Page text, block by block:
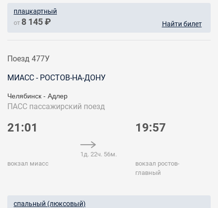
плацкартный
от 8 145 ₽ Найти билет
Поезд 477У
МИАСС - РОСТОВ-НА-ДОНУ
Челябинск - Адлер
ПАСС пассажирский поезд
21:01
вокзал миасс
1д. 22ч. 56м.
19:57
вокзал ростов-
главный
спальный (люксовый)